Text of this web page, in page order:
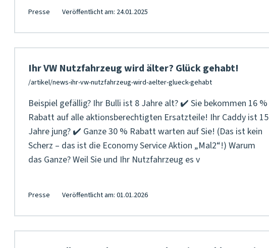
Presse Veröffentlicht am: 24.01.2025
Ihr VW Nutzfahrzeug wird älter? Glück gehabt!
Beispiel gefällig? Ihr Bulli ist 8 Jahre alt? ✔️ Sie bekommen 16 %
Rabatt auf alle aktionsberechtigten Ersatzteile! Ihr Caddy ist 15
Jahre jung? ✔️ Ganze 30 % Rabatt warten auf Sie! (Das ist kein
Scherz – das ist die Economy Service Aktion „Mal2“!) Warum
das Ganze? Weil Sie und Ihr Nutzfahrzeug es v
Presse Veröffentlicht am: 01.01.2026